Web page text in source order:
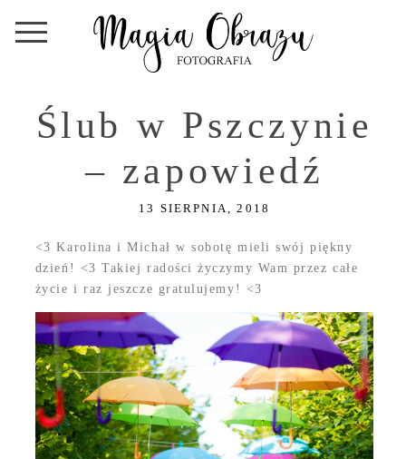
Ślub w Pszczynie
– zapowiedź
13 SIERPNIA, 2018
<3 Karolina i Michał w sobotę mieli swój piękny
dzień! <3 Takiej radości życzymy Wam przez całe
życie i raz jeszcze gratulujemy! <3